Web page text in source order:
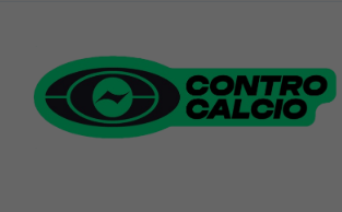
contenuto